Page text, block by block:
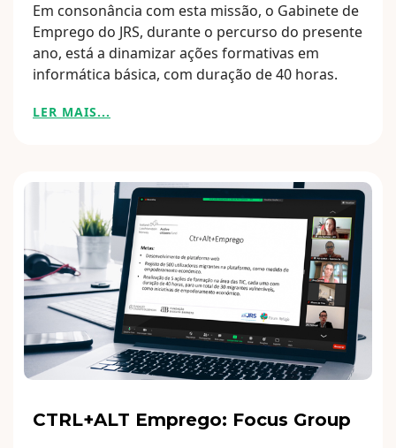
Em consonância com esta missão, o Gabinete de
Emprego do JRS, durante o percurso do presente
ano, está a dinamizar ações formativas em
informática básica, com duração de 40 horas.
LER MAIS...
CTRL+ALT Emprego: Focus Group